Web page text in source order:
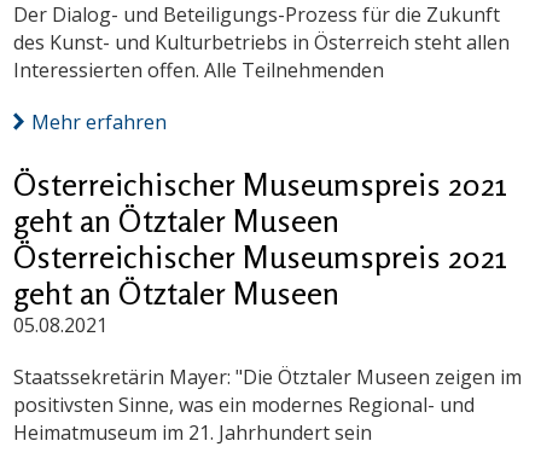
Der Dialog- und Beteiligungs-Prozess für die Zukunft
des Kunst- und Kulturbetriebs in Österreich steht allen
Interessierten offen. Alle Teilnehmenden
Mehr erfahren
Österreichischer Museumspreis 2021
geht an Ötztaler Museen
Österreichischer Museumspreis 2021
geht an Ötztaler Museen
05.08.2021
Staatssekretärin Mayer: "Die Ötztaler Museen zeigen im
positivsten Sinne, was ein modernes Regional- und
Heimatmuseum im 21. Jahrhundert sein